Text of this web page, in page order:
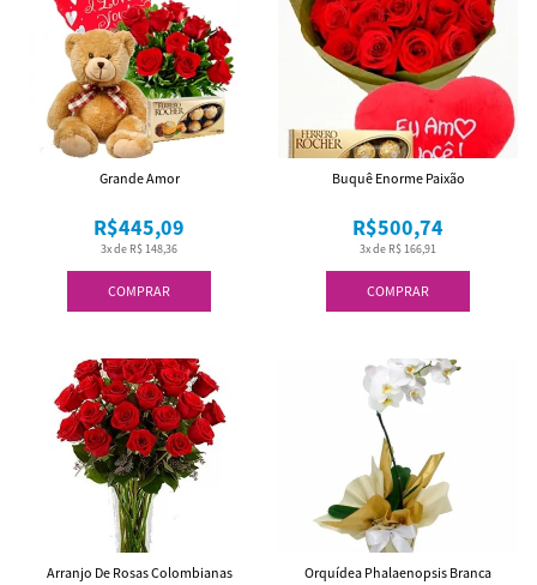
COMPRAR
3x de R$ 148,36
R$445,09
Grande Amor
COMPRAR
3x de R$ 166,91
R$500,74
Buquê Enorme Paixão
Arranjo De Rosas Colombianas
Orquídea Phalaenopsis Branca